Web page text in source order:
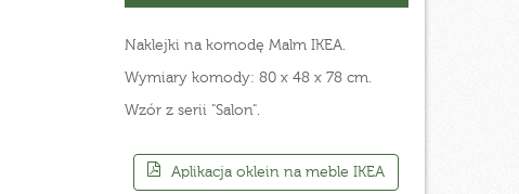
Naklejki na komodę Malm IKEA.
Wymiary komody: 80 x 48 x 78 cm.
Wzór z serii "Salon".
Aplikacja oklein na meble IKEA